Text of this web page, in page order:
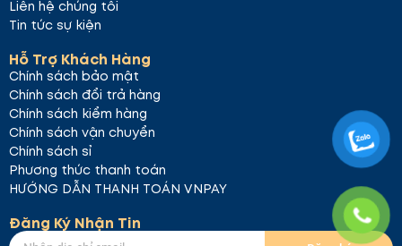
Liên hệ chúng tôi
Tin tức sự kiện
Hỗ Trợ Khách Hàng
Chính sách bảo mật
Chính sách đổi trả hàng
Chính sách kiểm hàng
Chính sách vận chuyển
Chính sách sỉ
Phương thức thanh toán
HƯỚNG DẪN THANH TOÁN VNPAY
Đăng Ký Nhận Tin